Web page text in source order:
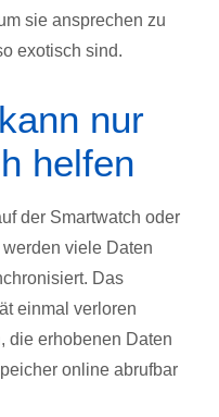
sie ansprechen zu
exotisch sind.
nur
helfen
der Smartwatch oder
viele Daten
Das
einmal verloren
die erhobenen Daten
online abrufbar